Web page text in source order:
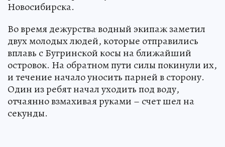
Новосибирска.
Во время дежурства водный экипаж заметил
двух молодых людей, которые отправились
вплавь с Бугринской косы на ближайший
островок. На обратном пути силы покинули их,
и течение начало уносить парней в сторону.
Один из ребят начал уходить под воду,
отчаянно взмахивая руками – счет шел на
секунды.